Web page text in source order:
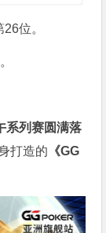
位。
系列赛圆满落
打造的 《GG